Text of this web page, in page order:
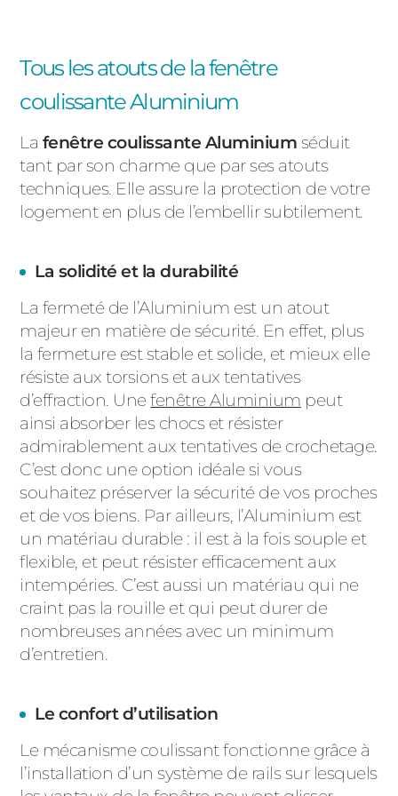
Tous les atouts de la fenêtre
coulissante Aluminium
La fenêtre coulissante Aluminium séduit
tant par son charme que par ses atouts
techniques. Elle assure la protection de votre
logement en plus de l’embellir subtilement.
La solidité et la durabilité
La fermeté de l’Aluminium est un atout
majeur en matière de sécurité. En effet, plus
la fermeture est stable et solide, et mieux elle
résiste aux torsions et aux tentatives
d’effraction. Unefenêtre Aluminium peut
ainsi absorber les chocs et résister
admirablement aux tentatives de crochetage.
C’est donc une option idéale si vous
souhaitez préserver la sécurité de vos proches
et de vos biens. Par ailleurs, l’Aluminium est
un matériau durable : il est à la fois souple et
flexible, et peut résister efficacement aux
intempéries. C’est aussi un matériau qui ne
craint pas la rouille et qui peut durer de
nombreuses années avec un minimum
d’entretien.
Le confort d’utilisation
Le mécanisme coulissant fonctionne grâce à
l’installation d’un système de rails sur lesquels